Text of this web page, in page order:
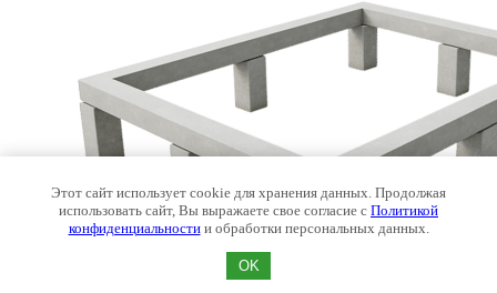
Этот сайт использует cookie для хранения данных. Продолжая
использовать сайт, Вы выражаете свое согласие с Политикой
конфиденциальностии обработки персональных данных.
OK